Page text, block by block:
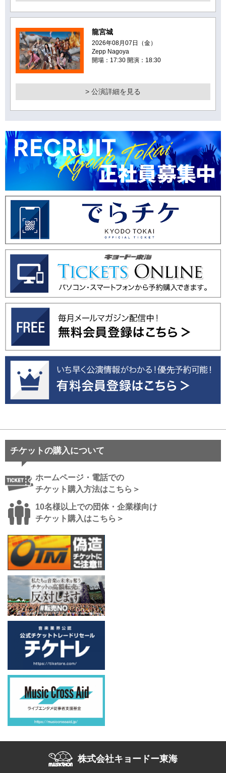
龍宮城
2026年08月07日（金）
Zepp Nagoya
開場：17:30 開演：18:30
> 公演詳細を見る
チケットの購入について
ホームページ・電話での
チケット購入方法はこちら＞
10名様以上での団体・企業様向け
チケット購入はこちら＞
株式会社キョードー東海